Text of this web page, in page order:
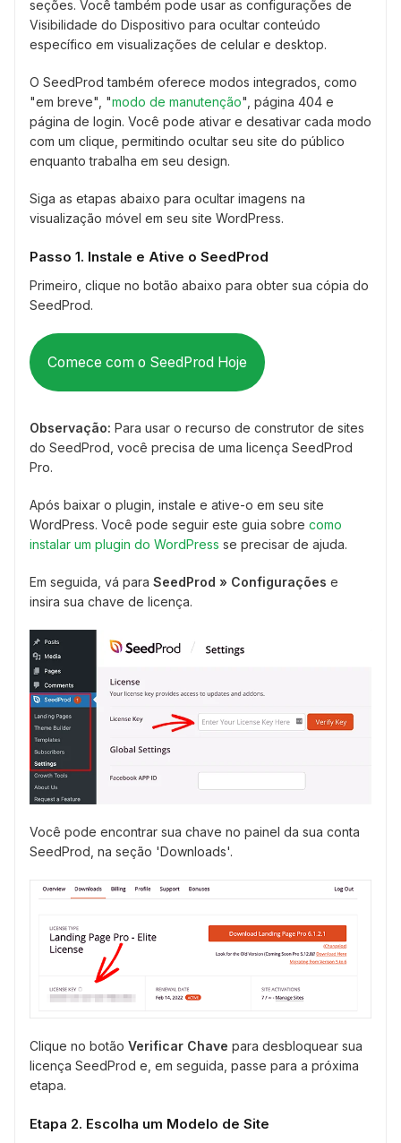
seções. Você também pode usar as configurações de
Visibilidade do Dispositivo para ocultar conteúdo
específico em visualizações de celular e desktop.
O SeedProd também oferece modos integrados, como
"em breve", "modo de manutenção", página 404 e
página de login. Você pode ativar e desativar cada modo
com um clique, permitindo ocultar seu site do público
enquanto trabalha em seu design.
Siga as etapas abaixo para ocultar imagens na
visualização móvel em seu site WordPress.
Passo 1. Instale e Ative o SeedProd
Primeiro, clique no botão abaixo para obter sua cópia do
SeedProd.
Comece com o SeedProd Hoje
Observação: Para usar o recurso de construtor de sites
do SeedProd, você precisa de uma licença SeedProd
Pro.
Após baixar o plugin, instale e ative-o em seu site
WordPress. Você pode seguir este guia sobre como
instalar um plugin do WordPress se precisar de ajuda.
Em seguida, vá para SeedProd » Configurações e
insira sua chave de licença.
Você pode encontrar sua chave no painel da sua conta
SeedProd, na seção 'Downloads'.
Clique no botão Verificar Chave para desbloquear sua
licença SeedProd e, em seguida, passe para a próxima
etapa.
Etapa 2. Escolha um Modelo de Site